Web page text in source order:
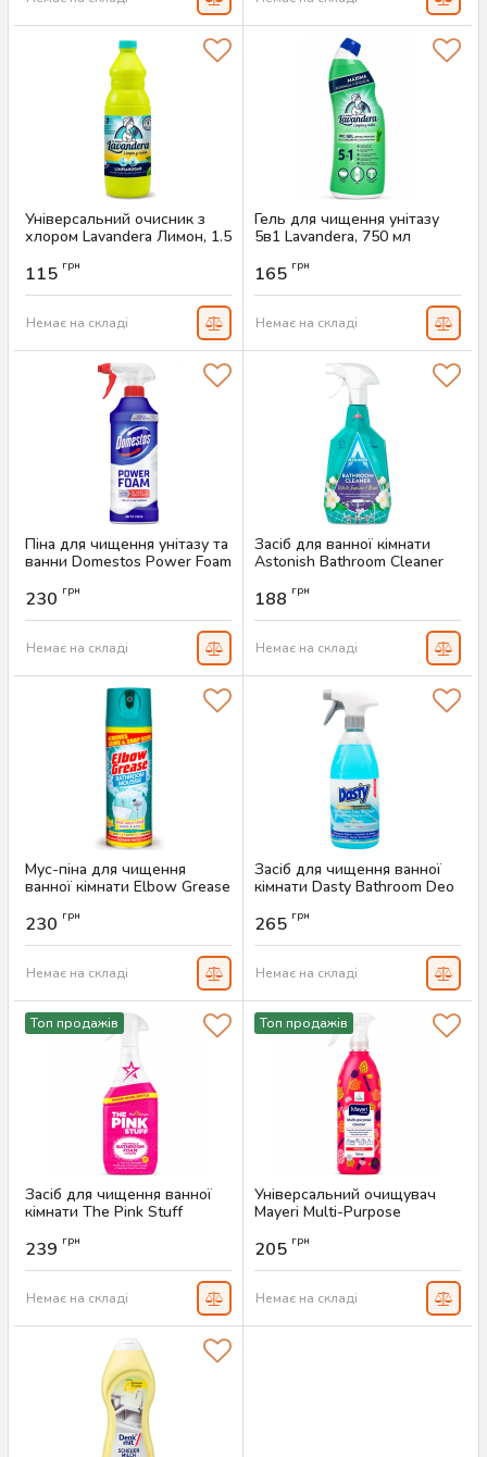
Універсальний очисник з
хлором Lavandera Лимон, 1.5
Артикул:
115 грн
Немає на складі
Гель для чищення унітазу
5в1 Lavandera, 750 мл
165 грн
Немає на складі
Піна для чищення унітазу та
ванни Domestos Power Foam
Артикул:
230 грн
Немає на складі
Засіб для ванної кімнати
Astonish Bathroom Cleaner
мл
Артикул:AS-00071
188 грн
Немає на складі
Мус-піна для чищення
ванної кімнати Elbow Grease
Fresh, 400 мл
Артикул:AS-00068
230 грн
Немає на складі
Засіб для чищення ванної
кімнати Dasty Bathroom Deo
Артикул:
265 грн
Немає на складі
Топ продажів
Засіб для чищення ванної
кімнати The Pink Stuff
Артикул:
239 грн
Немає на складі
Топ продажів
Універсальний очищувач
Mayeri Multi-Purpose
Артикул:
205 грн
Немає на складі